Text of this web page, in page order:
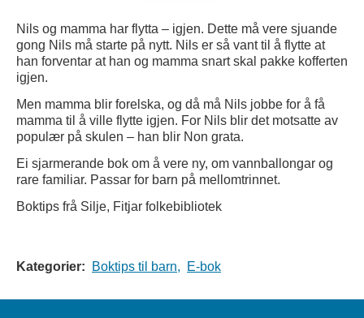
Nils og mamma har flytta – igjen. Dette må vere sjuande
gong Nils må starte på nytt. Nils er så vant til å flytte at
han forventar at han og mamma snart skal pakke kofferten
igjen.
Men mamma blir forelska, og då må Nils jobbe for å få
mamma til å ville flytte igjen. For Nils blir det motsatte av
populær på skulen – han blir Non grata.
Ei sjarmerande bok om å vere ny, om vannballongar og
rare familiar. Passar for barn på mellomtrinnet.
Boktips frå Silje, Fitjar folkebibliotek
Kategorier: Boktips til barn, E-bok